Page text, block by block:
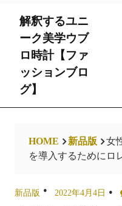
content
解釈するユニ
ーク美学ウブ
ロ時計【ファ
ッションブロ
グ】
HOME 新品版
女
を導入するためにロ
新品版 2022年4月4日